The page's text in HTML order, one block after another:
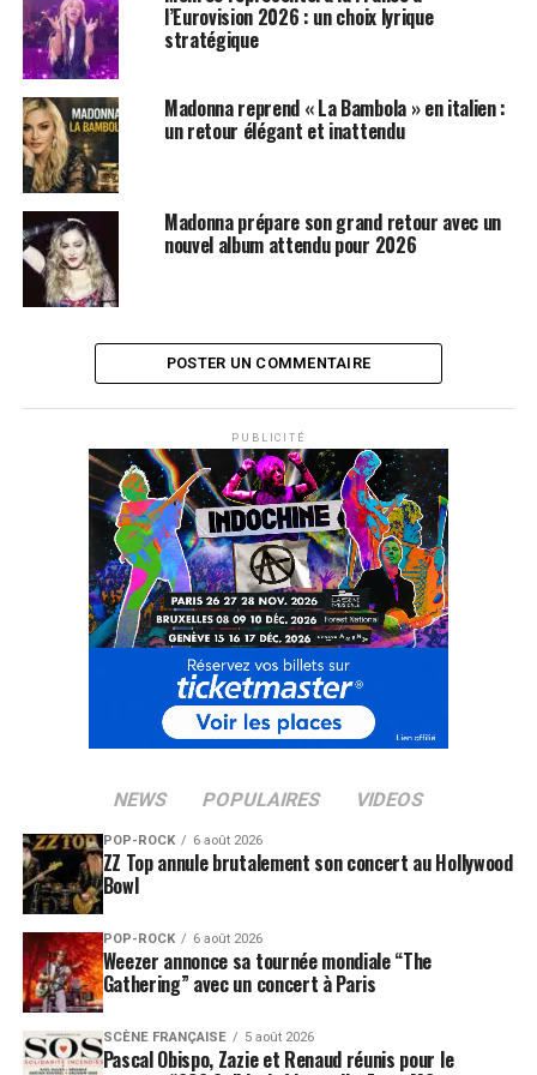
l’Eurovision 2026 : un choix lyrique
stratégique
Madonna reprend « La Bambola » en italien :
un retour élégant et inattendu
Madonna prépare son grand retour avec un
nouvel album attendu pour 2026
POSTER UN COMMENTAIRE
PUBLICITÉ
NEWS POPULAIRES VIDEOS
POP-ROCK 6 août 2026
ZZ Top annule brutalement son concert au Hollywood
Bowl
POP-ROCK 6 août 2026
Weezer annonce sa tournée mondiale “The
Gathering” avec un concert à Paris
SCÈNE FRANÇAISE 5 août 2026
Pascal Obispo, Zazie et Renaud réunis pour le